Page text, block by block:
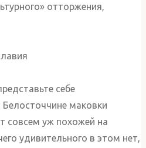
отторжения,
себе
маковки
совсем уж похожей на
удивительного в этом нет,